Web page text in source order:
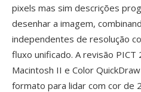
pixels mas sim descrições
desenhar a imagem,
independentes de resolução
fluxo unificado. A revisão PICT
Macintosh II e Color
formato para lidar com cor de